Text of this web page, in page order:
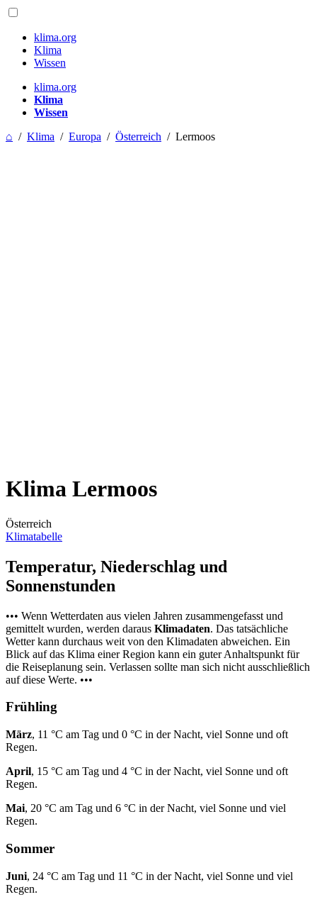
klima.org
Klima
Wissen
klima.org
Klima
Wissen
⌂ / Klima / Europa / Österreich / Lermoos
Klima Lermoos
Österreich
Klimatabelle
Temperatur, Niederschlag und
Sonnenstunden
••• Wenn Wetterdaten aus vielen Jahren zusammengefasst und
gemittelt wurden, werden daraus Klimadaten. Das tatsächliche
Wetter kann durchaus weit von den Klimadaten abweichen. Ein
Blick auf das Klima einer Region kann ein guter Anhaltspunkt für
die Reiseplanung sein. Verlassen sollte man sich nicht ausschließlich
auf diese Werte. •••
Frühling
März, 11 °C am Tag und 0 °C in der Nacht, viel Sonne und oft
Regen.
April, 15 °C am Tag und 4 °C in der Nacht, viel Sonne und oft
Regen.
Mai, 20 °C am Tag und 6 °C in der Nacht, viel Sonne und viel
Regen.
Sommer
Juni, 24 °C am Tag und 11 °C in der Nacht, viel Sonne und viel
Regen.